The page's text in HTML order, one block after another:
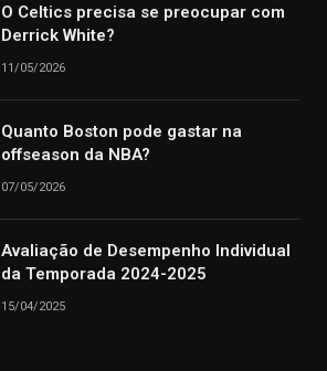
O Celtics precisa se preocupar com
Derrick White?
11/05/2026
Quanto Boston pode gastar na
offseason da NBA?
07/05/2026
Avaliação de Desempenho Individual
da Temporada 2024-2025
15/04/2025